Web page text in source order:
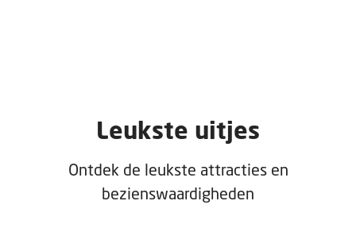
Leukste uitjes
Ontdek de leukste attracties en
bezienswaardigheden